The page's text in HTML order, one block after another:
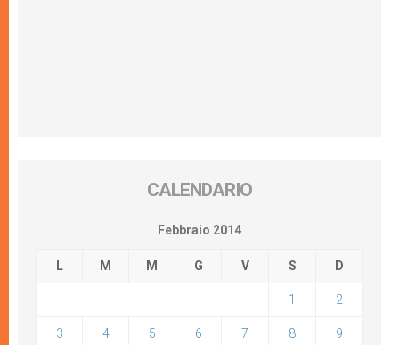
CALENDARIO
Febbraio 2014
L M M G V S D
1 2
3 4 5 6 7 8 9